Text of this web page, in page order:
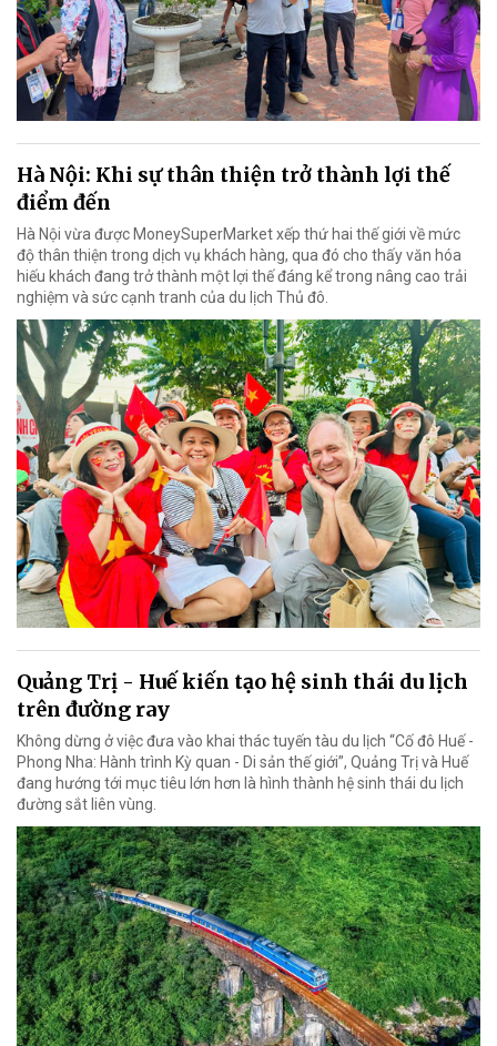
Hà Nội: Khi sự thân thiện trở thành lợi thế
điểm đến
Hà Nội vừa được MoneySuperMarket xếp thứ hai thế giới về mức
độ thân thiện trong dịch vụ khách hàng, qua đó cho thấy văn hóa
hiếu khách đang trở thành một lợi thế đáng kể trong nâng cao trải
nghiệm và sức cạnh tranh của du lịch Thủ đô.
Quảng Trị - Huế kiến tạo hệ sinh thái du lịch
trên đường ray
Không dừng ở việc đưa vào khai thác tuyến tàu du lịch “Cố đô Huế -
Phong Nha: Hành trình Kỳ quan - Di sản thế giới”, Quảng Trị và Huế
đang hướng tới mục tiêu lớn hơn là hình thành hệ sinh thái du lịch
đường sắt liên vùng.